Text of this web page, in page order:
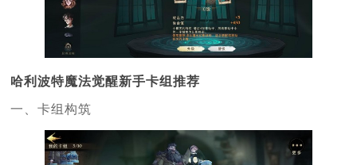
哈利波特魔法觉醒新手卡组推荐
一、卡组构筑